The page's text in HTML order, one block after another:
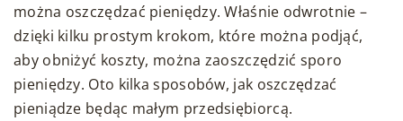
można oszczędzać pieniędzy. Właśnie odwrotnie –
dzięki kilku prostym krokom, które można podjąć,
aby obniżyć koszty, można zaoszczędzić sporo
pieniędzy. Oto kilka sposobów, jak oszczędzać
pieniądze będąc małym przedsiębiorcą.